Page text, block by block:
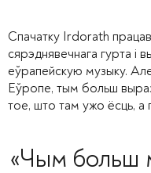
Спачатку Irdorath
сярэднявечнага гурта і
еўрапейскую музыку.
Еўропе, тым больш
тое, што там ужо ёсць, а
«Чым больш